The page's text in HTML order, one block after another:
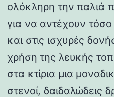
ολόκληρη την παλιά
για να αντέχουν τόσο
και στις ισχυρές
χρήση της λευκής
στα κτίρια μια
στενοί, δαιδαλώδεις